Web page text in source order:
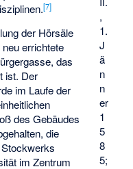
,
1.
J
ä
n
n
er
1
5
8
5;
[7]
der Hörsäle
neu errichtete
das
ist. Der
im Laufe der
des Gebäudes
die
im Zentrum